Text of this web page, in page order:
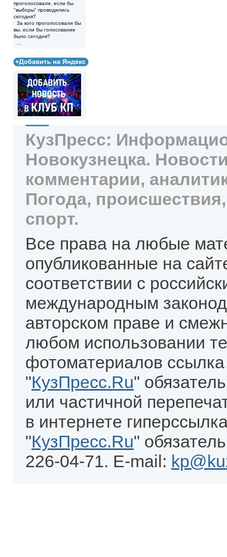
проголосовали, если бы
"выборы" проводились
сегодня?
За кого проголосовали бы
вы, если бы голосование
было сегодня?
КузПресс:
Новокузнецка.
комментарии,
Погода,
спорт.
Все права на любые
опубликованные на
соответствии с
международным
авторском праве и
любом использовании
фотоматериалов
"КузПресс.Ru"
или частичной
в интернете
"КузПресс.Ru"
226-04-71. E-mail: